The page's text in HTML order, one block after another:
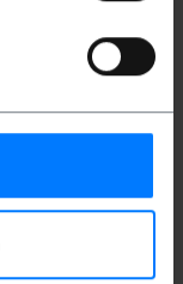
x
x 6.6 cm